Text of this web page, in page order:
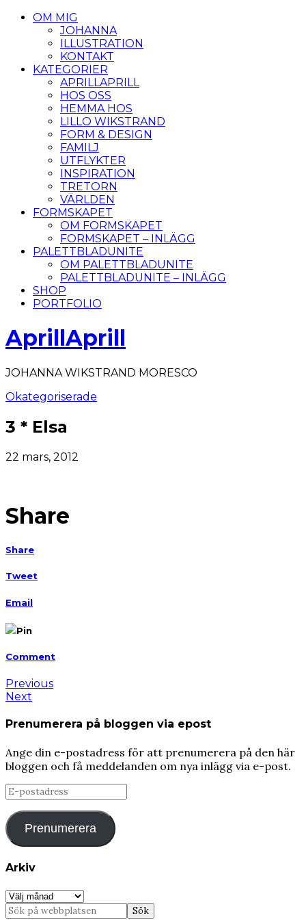
OM MIG
JOHANNA
ILLUSTRATION
KONTAKT
KATEGORIER
APRILLAPRILL
HOS OSS
HEMMA HOS
LILLO WIKSTRAND
FORM & DESIGN
FAMILJ
UTFLYKTER
INSPIRATION
TRETORN
VÄRLDEN
FORMSKAPET
OM FORMSKAPET
FORMSKAPET – INLÄGG
PALETTBLADUNITE
OM PALETTBLADUNITE
PALETTBLADUNITE – INLÄGG
SHOP
PORTFOLIO
AprillAprill
JOHANNA WIKSTRAND MORESCO
Okategoriserade
3 * Elsa
22 mars, 2012
Share
Share
Tweet
Email
Pin
Comment
Previous
Next
Prenumerera på bloggen via epost
Ange din e-postadress för att prenumerera på den här
bloggen och få meddelanden om nya inlägg via e-post.
E-
postadress
Prenumerera
Arkiv
Arkiv